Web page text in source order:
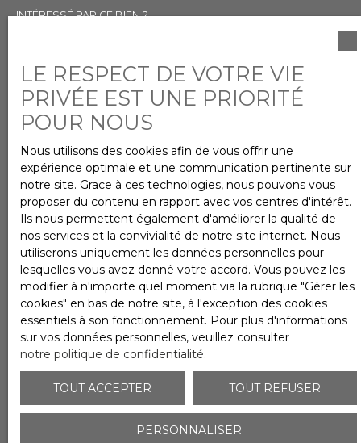
INTÉRESSÉ PAR CE BIEN ?
Merci de remplir le formulaire, nous reviendrons vers
vous dans les plus brefs délais.
Prénom
Nom
Email
Téléphone
Votre commune
LE RESPECT DE VOTRE VIE
PRIVÉE EST UNE PRIORITÉ
POUR NOUS
Nous utilisons des cookies afin de vous offrir une
expérience optimale et une communication pertinente sur
notre site. Grace à ces technologies, nous pouvons vous
proposer du contenu en rapport avec vos centres d'intérêt.
Ils nous permettent également d'améliorer la qualité de
nos services et la convivialité de notre site internet. Nous
utiliserons uniquement les données personnelles pour
lesquelles vous avez donné votre accord. Vous pouvez les
modifier à n'importe quel moment via la rubrique ″Gérer les
cookies″ en bas de notre site, à l'exception des cookies
essentiels à son fonctionnement. Pour plus d'informations
sur vos données personnelles, veuillez consulter
notre politique de confidentialité.
TOUT ACCEPTER TOUT REFUSER
PERSONNALISER